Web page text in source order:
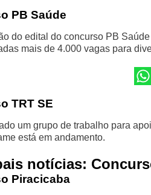
PB Saúde
do edital do concurso PB
mais de 4.000 vagas para
TRT SE
um grupo de trabalho para
está em andamento.
notícias:
Piracicaba